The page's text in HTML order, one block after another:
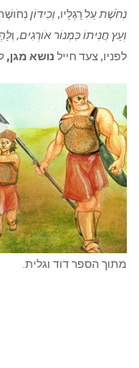
נְחֹשֶׁתעַל רַגְלָיו,וְכִידוֹן
וְעֵץ חֲנִיתוֹ כִּמְנוֹר אֹורְגִים, וְ
לפניו, צעד חייל נושא מגן,
מתוך הספר דוד וגלית.